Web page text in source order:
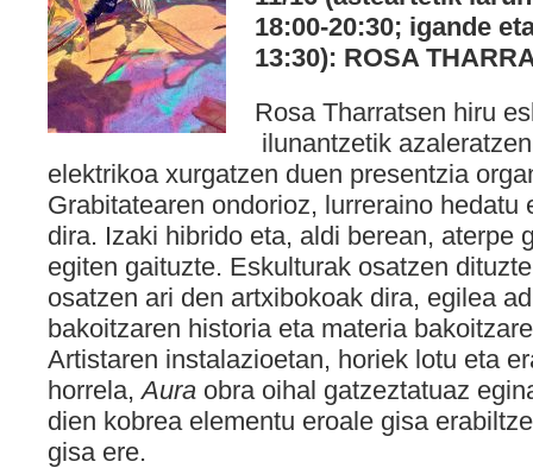
18:00-20:30; igande
13:30): ROSA
Rosa Tharratsen hiru
ilunantzetik
elektrikoa xurgatzen duen presentzia
Grabitatearen ondorioz, lurreraino hedatu
dira. Izaki hibrido eta, aldi berean, aterpe
egiten gaituzte. Eskulturak osatzen
osatzen ari den artxibokoak dira, egilea
bakoitzaren historia eta materia
Artistaren instalazioetan, horiek lotu eta
horrela,Aura obra oihal gatzeztatuaz
dien kobrea elementu eroale gisa
gisa ere.